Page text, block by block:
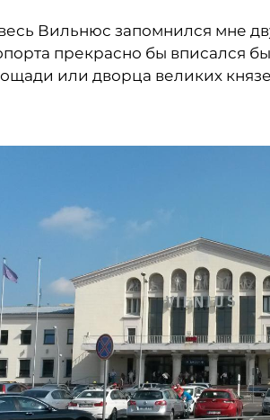
Вильнюс запомнился мне
прекрасно бы вписался
или дворца великих